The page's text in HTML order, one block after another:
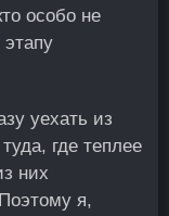
особо не
уехать из
где теплее
них
я,